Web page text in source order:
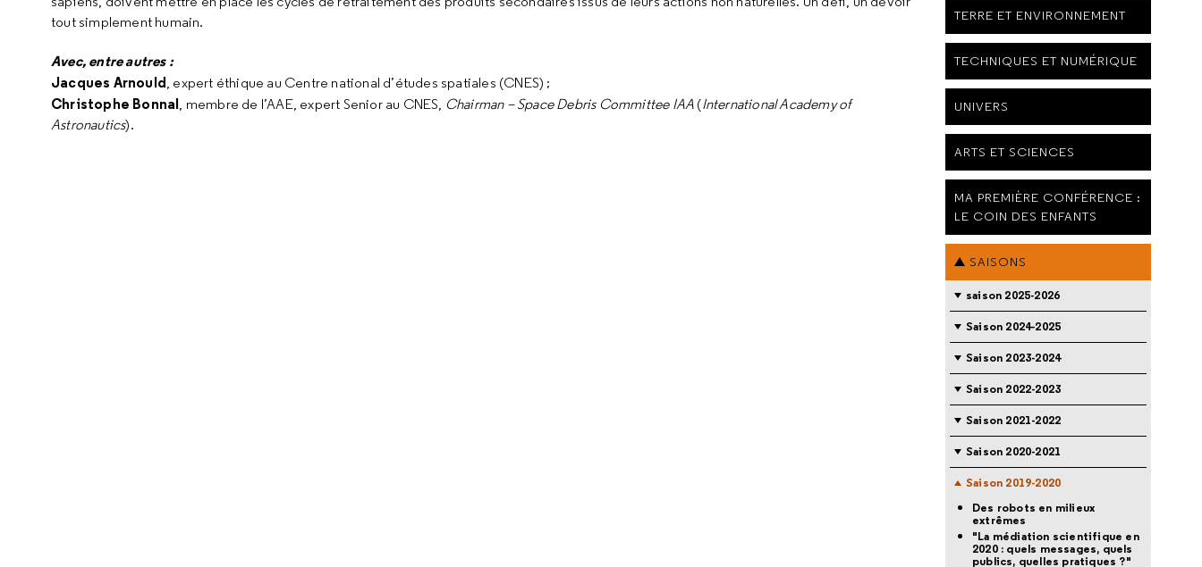
tout simplement humain.
Avec, entre autres :
Jacques Arnould, expert éthique au Centre national d’études spatiales (CNES) ;
Christophe Bonnal, membre de l’AAE, expert Senior au CNES, Chairman – Space Debris Committee IAA (International Academy of
Astronautics).
TERRE ET ENVIRONNEMENT
TECHNIQUES ET NUMÉRIQUE
UNIVERS
ARTS ET SCIENCES
MA PREMIÈRE CONFÉRENCE :
LE COIN DES ENFANTS
SAISONS
saison 2025-2026
Saison 2024-2025
Saison 2023-2024
Saison 2022-2023
Saison 2021-2022
Saison 2020-2021
Saison 2019-2020
Des robots en milieux
extrêmes
"La médiation scientifique en
2020 : quels messages, quels
publics, quelles pratiques ?"